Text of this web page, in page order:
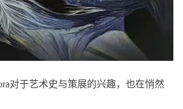
对于艺术史与策展的兴趣，也在悄然